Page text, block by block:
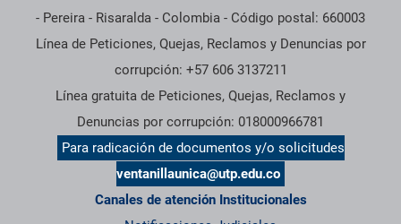
- Pereira - Risaralda - Colombia - Código postal: 660003
Línea de Peticiones, Quejas, Reclamos y Denuncias por
corrupción: +57 606 3137211
Línea gratuita de Peticiones, Quejas, Reclamos y
Denuncias por corrupción: 018000966781
Para radicación de documentos y/o solicitudes
ventanillaunica@utp.edu.co
Canales de atención Institucionales